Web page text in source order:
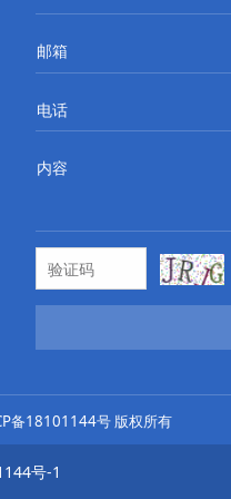
邮箱
电话
内容
备18101144号版权所有
号-1